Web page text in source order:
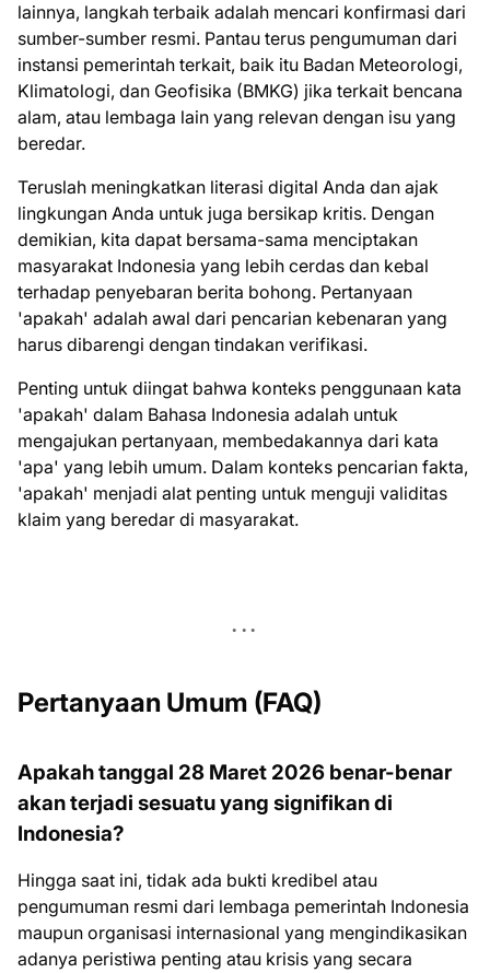
lainnya, langkah terbaik adalah mencari konfirmasi dari
sumber-sumber resmi. Pantau terus pengumuman dari
instansi pemerintah terkait, baik itu Badan Meteorologi,
Klimatologi, dan Geofisika (BMKG) jika terkait bencana
alam, atau lembaga lain yang relevan dengan isu yang
beredar.
Teruslah meningkatkan literasi digital Anda dan ajak
lingkungan Anda untuk juga bersikap kritis. Dengan
demikian, kita dapat bersama-sama menciptakan
masyarakat Indonesia yang lebih cerdas dan kebal
terhadap penyebaran berita bohong. Pertanyaan
'apakah' adalah awal dari pencarian kebenaran yang
harus dibarengi dengan tindakan verifikasi.
Penting untuk diingat bahwa konteks penggunaan kata
'apakah' dalam Bahasa Indonesia adalah untuk
mengajukan pertanyaan, membedakannya dari kata
'apa' yang lebih umum. Dalam konteks pencarian fakta,
'apakah' menjadi alat penting untuk menguji validitas
klaim yang beredar di masyarakat.
Pertanyaan Umum (FAQ)
Apakah tanggal 28 Maret 2026 benar-benar
akan terjadi sesuatu yang signifikan di
Indonesia?
Hingga saat ini, tidak ada bukti kredibel atau
pengumuman resmi dari lembaga pemerintah Indonesia
maupun organisasi internasional yang mengindikasikan
adanya peristiwa penting atau krisis yang secara